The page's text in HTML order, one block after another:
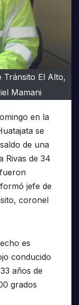
Tránsito El Alto,
Mamani
en la
se
de una
Rivas de 34
jefe de
coronel
es
conducido
años de
grados